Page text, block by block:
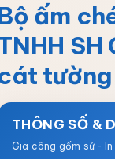
ấm
THÔNG SỐ &